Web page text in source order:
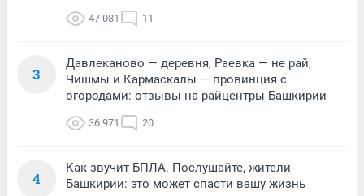
47 081 11
3
Давлеканово — деревня, Раевка — не рай,
Чишмы и Кармаскалы — провинция с
огородами: отзывы на райцентры Башкирии
36 971 20
4
Как звучит БПЛА. Послушайте, жители
Башкирии: это может спасти вашу жизнь